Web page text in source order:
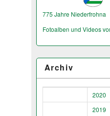
775 Jahre Niederfrohna
Fotoalben und Videos
Archiv
2020
2019